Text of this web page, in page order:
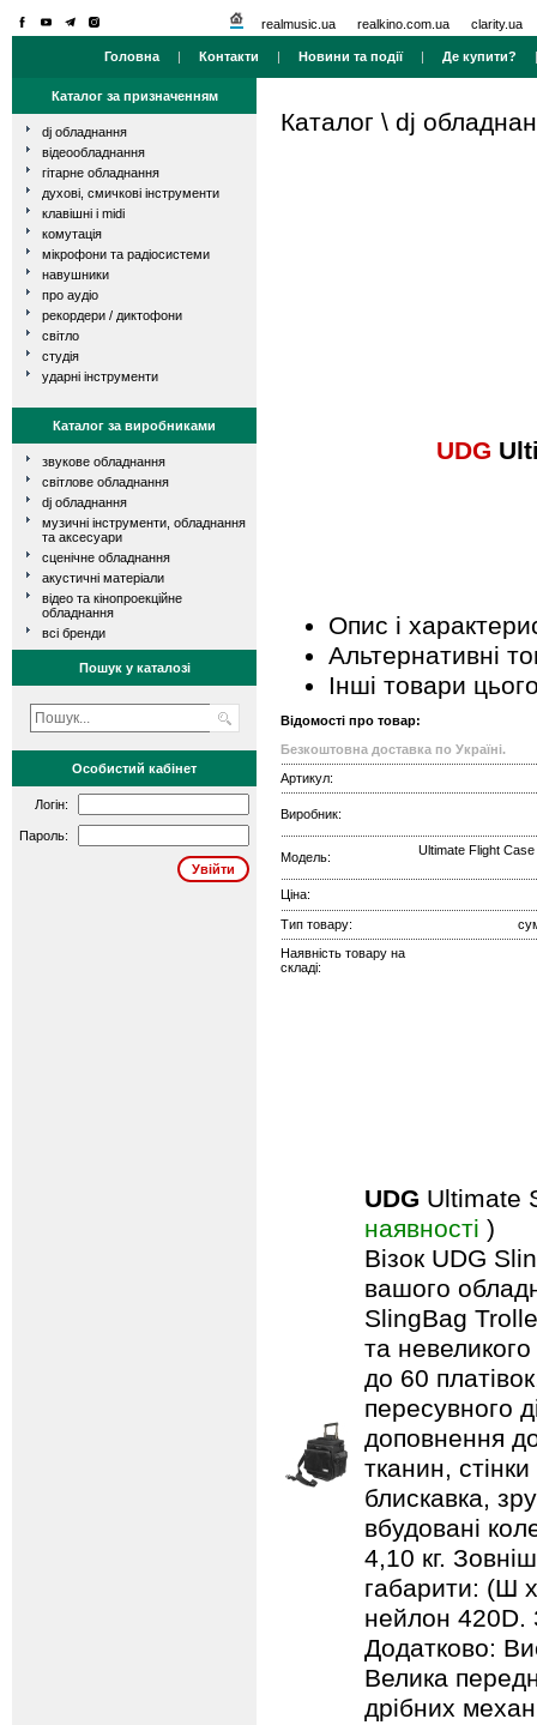
realmusic.ua realkino.com.ua clarity.ua
Головна | Контакти | Новини та події| Де купити?
Каталог за призначенням
dj обладнання
відеообладнання
гітарне обладнання
духові, смичкові інструменти
клавішні і midi
комутація
мікрофони та радіосистеми
навушники
про аудіо
рекордери / диктофони
світло
студія
ударні інструменти
Каталог за виробниками
звукове обладнання
світлове обладнання
dj обладнання
музичні інструменти, обладнання
та аксесуари
сценічне обладнання
акустичні матеріали
відео та кінопроекційне
обладнання
всі бренди
Пошук у каталозі
Особистий кабінет
Логін:
Пароль:
Каталог \ dj
UDG
Опис і
Альтернативні
Інші товари
Відомості про товар:
Безкоштовна доставка по Україні.
Артикул:
Виробник:
Модель: Ultimate Flight
Ціна:
Тип товару:
Наявність товару на
складі:
UDG Ultimate
наявності )
Візок UDG
вашого
SlingBag
та
до 60
пересувного
доповнення
тканин,
блискавка,
вбудовані
4,10 кг.
габарити: (Ш
нейлон 420D.
Додатково:
Велика
дрібних